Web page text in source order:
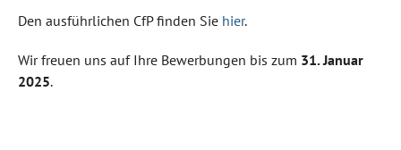
Den ausführlichen CfP finden Sie hier.
Wir freuen uns auf Ihre Bewerbungen bis zum 31. Januar
2025.